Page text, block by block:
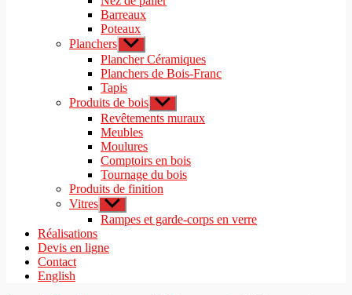
Barreaux
Poteaux
Planchers Afficher
le
sous-
menu
Plancher Céramiques
Planchers de Bois-Franc
Tapis
Produits de bois Afficher
le
sous-
Revêtements muraux
Meubles
Moulures
Comptoirs en bois
Tournage du bois
Produits de finition
Vitres Afficher
le
sous-
Rampes et garde-corps en verre
Réalisations
Devis en ligne
Contact
English